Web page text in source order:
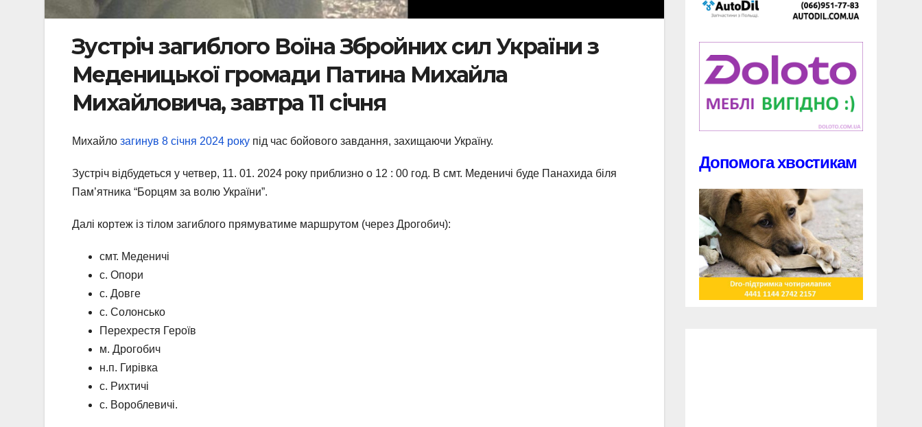
Зустріч загиблого Воїна Збройних сил України з
Меденицької громади Патина Михайла
Михайловича, завтра 11 січня
Михайло загинув 8 січня 2024 року під час бойового завдання, захищаючи Україну.
Зустріч відбудеться у четвер, 11. 01. 2024 року приблизно о 12 : 00 год. В смт. Меденичі буде Панахида біля
Пам’ятника “Борцям за волю України”.
Далі кортеж із тілом загиблого прямуватиме маршрутом (через Дрогобич):
смт. Меденичі
с. Опори
с. Довге
с. Солонсько
Перехрестя Героїв
м. Дрогобич
н.п. Гирівка
с. Рихтичі
с. Вороблевичі.
Допомога хвостикам